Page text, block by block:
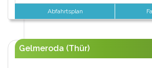
Abfahrtsplan
Gelmeroda (Thür)